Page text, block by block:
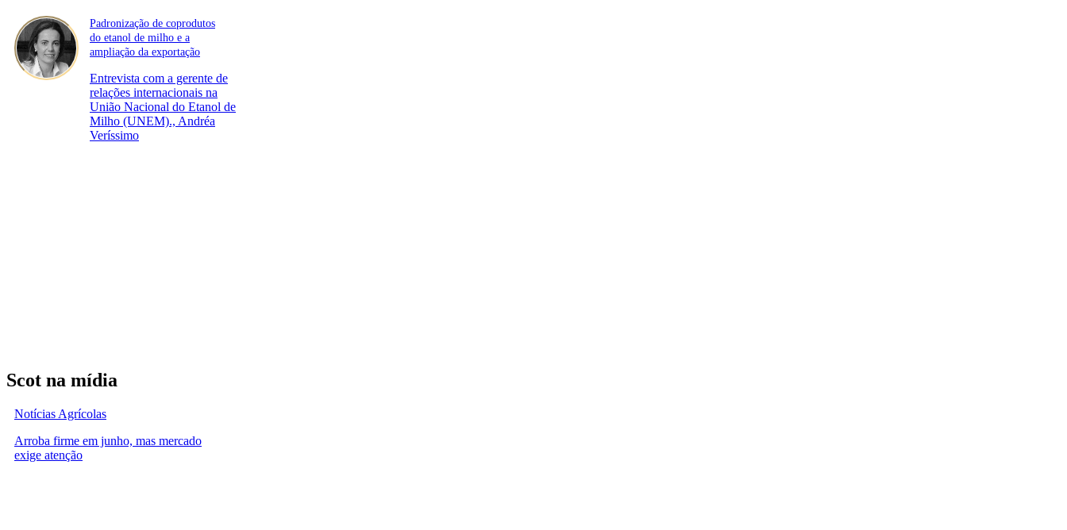
Padronização de coprodutos
do etanol de milho e a
ampliação da exportação
Entrevista com a gerente de
relações internacionais na
União Nacional do Etanol de
Milho (UNEM)., Andréa
Veríssimo
Scot na mídia
Notícias Agrícolas
Arroba firme em junho, mas mercado
exige atenção